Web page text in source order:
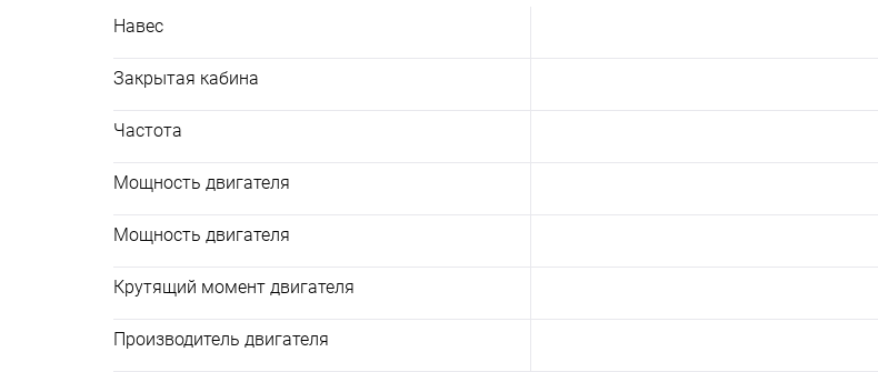
Навес
Закрытая кабина
Частота
Мощность двигателя
Мощность двигателя
Крутящий момент двигателя
Производитель двигателя